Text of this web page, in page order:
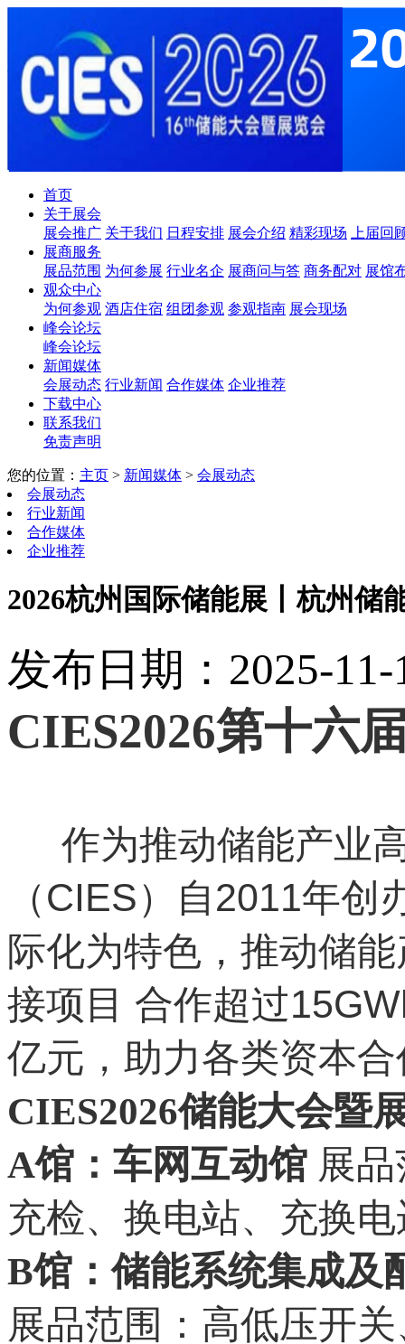
首页
关于展会
展会推广 关于我们 日程安排 展会介绍 精彩现场
上届回
展商服务
展品范围 为何参展 行业名企 展商问与答 商务配对 展馆
观众中心
为何参观 酒店住宿 组团参观 参观指南 展会现场
峰会论坛
峰会论坛
新闻媒体
会展动态 行业新闻 合作媒体 企业推荐
下载中心
联系我们
免责声明
您的位置： 主页 > 新闻媒体 > 会展动态
会展动态
行业新闻
合作媒体
企业推荐
2026杭州国际储能展丨杭州储
发布日期：2025-11-
CIES2026第十六
作为推动储能产业
（CIES）自2011年
际化为特色，推动储
接项目 合作超过
亿元，助力各类资本
CIES2026储能大会暨
A馆：车网互动馆 展
充检、换电站、充换
B馆：储能系统集成及
展品范围：高低压开